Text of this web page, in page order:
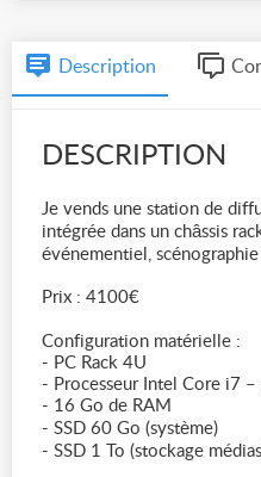
Description
DESCRIPTION
Je vends une station de
intégrée dans un châssis
événementiel,
Prix : 4100€
Configuration matérielle :
- PC Rack 4U
- Processeur Intel Core i7
- 16 Go de RAM
- SSD 60 Go (système)
- SSD 1 To (stockage